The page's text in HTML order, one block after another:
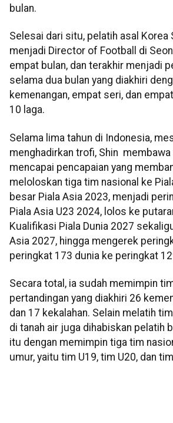
bulan.
Selesai dari situ, pelatih asal Korea
menjadi Director of Football di
empat bulan, dan terakhir menjadi
selama dua bulan yang diakhiri
kemenangan, empat seri, dan
10 laga.
Selama lima tahun di Indonesia,
menghadirkan trofi, Shin membawa
mencapai pencapaian yang
meloloskan tiga tim nasional ke
besar Piala Asia 2023, menjadi
Piala Asia U23 2024, lolos ke
Kualifikasi Piala Dunia 2027
Asia 2027, hingga mengerek
peringkat 173 dunia ke peringkat
Secara total, ia sudah memimpin
pertandingan yang diakhiri 26
dan 17 kekalahan. Selain melatih
di tanah air juga dihabiskan pelatih
itu dengan memimpin tiga tim
umur, yaitu tim U19, tim U20, dan